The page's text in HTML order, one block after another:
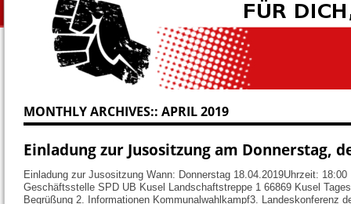
MONTHLY ARCHIVES:: APRIL 2019
Einladung zur Jusositzung am Donnerstag,
Einladung zur Jusositzung Wann: Donnerstag 18.04.2019Uhrzeit: 18:00
Geschäftsstelle SPD UB Kusel Landschaftstreppe 1 66869 Kusel
Begrüßung 2. Informationen Kommunalwahlkampf3. Landeskonferenz